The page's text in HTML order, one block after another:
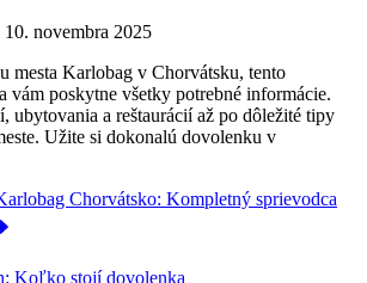
10. novembra 2025
mesta Karlobag v Chorvátsku, tento
vám poskytne všetky potrebné informácie.
ubytovania a reštaurácií až po dôležité tipy
Užite si dokonalú dovolenku v
Chorvátsko: Kompletný sprievodca